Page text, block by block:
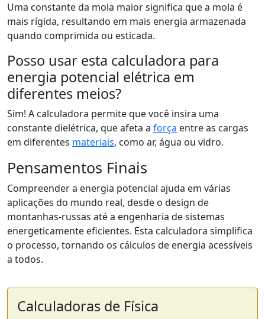
Uma constante da mola maior significa que a mola é
mais rígida, resultando em mais energia armazenada
quando comprimida ou esticada.
Posso usar esta calculadora para
energia potencial elétrica em
diferentes meios?
Sim! A calculadora permite que você insira uma
constante dielétrica, que afeta a força entre as cargas
em diferentes materiais, como ar, água ou vidro.
Pensamentos Finais
Compreender a energia potencial ajuda em várias
aplicações do mundo real, desde o design de
montanhas-russas até a engenharia de sistemas
energeticamente eficientes. Esta calculadora simplifica
o processo, tornando os cálculos de energia acessíveis
a todos.
Calculadoras de Física